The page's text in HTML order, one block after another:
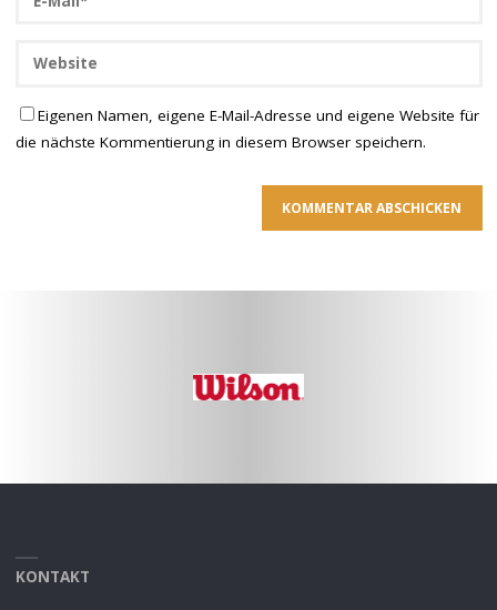
Eigenen Namen, eigene E-Mail-Adresse und eigene Website für
die nächste Kommentierung in diesem Browser speichern.
KONTAKT